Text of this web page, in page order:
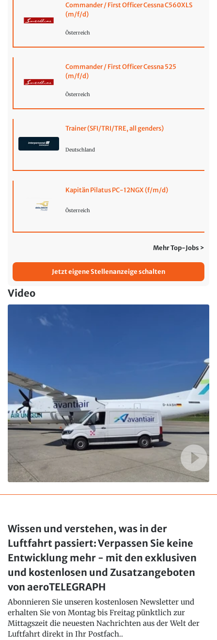
Commander / First Officer Cessna C560XLS
(m/f/d)
Österreich
Commander / First Officer Cessna 525
(m/f/d)
Österreich
Trainer (SFI/TRI/TRE, all genders)
Deutschland
Kapitän Pilatus PC-12NGX (f/m/d)
Österreich
Mehr Top-Jobs >
Jetzt eigene Stellenanzeige schalten
Video
Wissen und verstehen, was in der
Luftfahrt passiert: Verpassen Sie keine
Entwicklung mehr - mit den exklusiven
und kostenlosen und Zusatzangeboten
von aeroTELEGRAPH
Abonnieren Sie unseren kostenlosen Newsletter und
erhalten Sie von Montag bis Freitag pünktlich zur
Mittagszeit die neuesten Nachrichten aus der Welt der
Luftfahrt direkt in Ihr Postfach..